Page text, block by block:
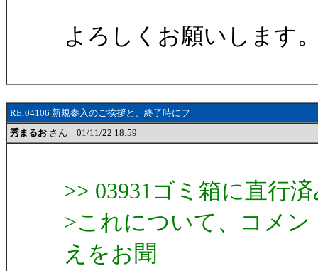
よろしくお願いします
RE:04106 新規参入のご挨拶と、終了時にフ
秀まるお さん 01/11/22 18:59
>> 03931ゴミ箱に直行
>これについて、コメ
えをお聞